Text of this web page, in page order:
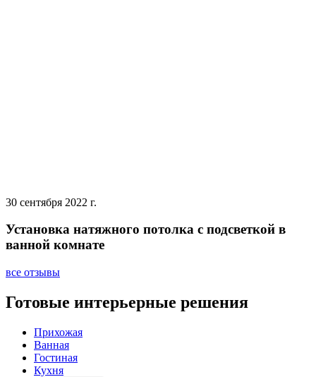
30 сентября 2022 г.
Установка натяжного потолка с подсветкой в
ванной комнате
все отзывы
Готовые интерьерные решения
Прихожая
Ванная
Гостиная
Кухня